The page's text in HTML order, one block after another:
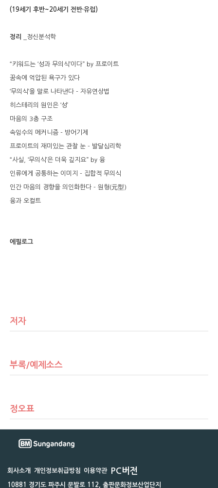
(19세기 후반~20세기 전반·유럽)
정리 _정신분석학
“키워드는 ‘성과 무의식’이다” by 프로이트
꿈속에 억압된 욕구가 있다
‘무의식’을 말로 나타낸다 - 자유연상법
히스테리의 원인은 ‘성’
마음의 3층 구조
속임수의 메커니즘 - 방어기제
프로이트의 재미있는 관찰 눈 - 발달심리학
“사실, ‘무의식’은 더욱 깊지요” by 융
인류에게 공통하는 이미지 - 집합적 무의식
인간 마음의 경향을 의인화한다 - 원형(元型)
융과 오컬트
에필로그
저자
부록/예제소스
정오표
회사소개 개인정보취급방침 이용약관 PC버전
10881 경기도 파주시 문발로 112, 출판문화정보산업단지